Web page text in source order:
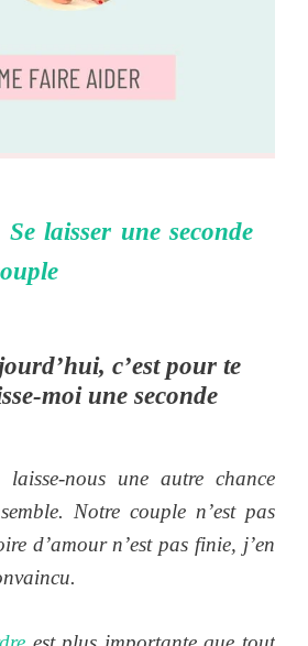
Se laisser une seconde
c’est pour te
moi une seconde
nous une autre chance
Notre couple n’est pas
d’amour n’est pas finie, j’en